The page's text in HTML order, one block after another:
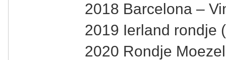
2018 Barcelona –
2019 Ierland rondje
2020 Rondje